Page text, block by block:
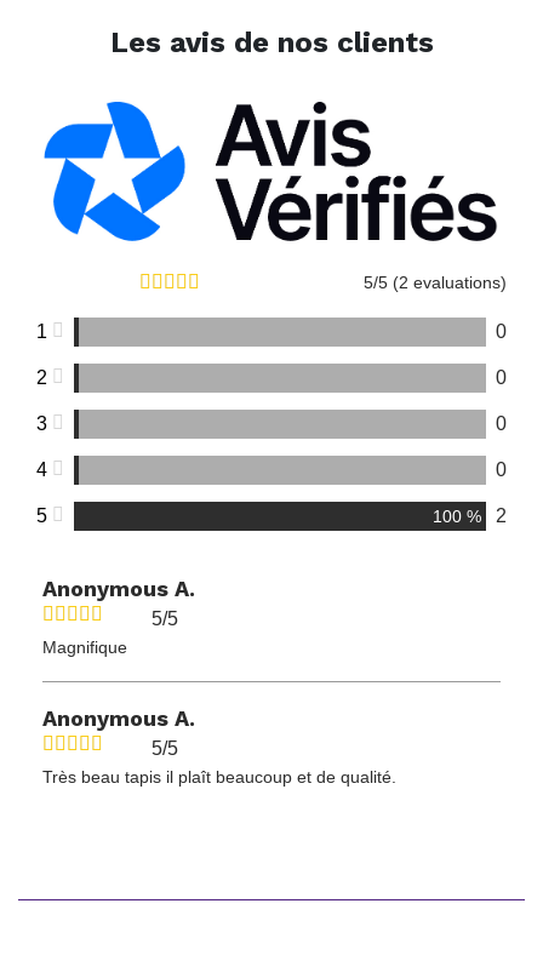
Les avis de nos clients
5/5 (2 evaluations)
1 0
2 0
3 0
4 0
5 100 % 2
Anonymous A.
5/5
Magnifique
Anonymous A.
5/5
Très beau tapis il plaît beaucoup et de qualité.